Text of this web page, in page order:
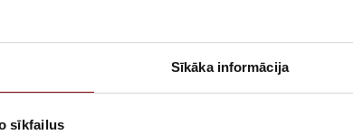
Sīkāka informācija
sīkfailus